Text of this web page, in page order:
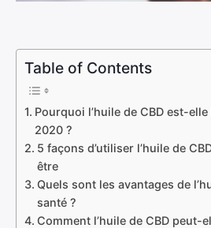
Table of Contents
Pourquoi l’huile de CBD est-
2020 ?
5 façons d’utiliser l’huile de
être
Quels sont les avantages de
santé ?
Comment l’huile de CBD peut-
Voyage